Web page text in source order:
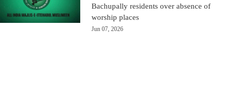
Bachupally residents over absence of
worship places
Jun 07, 2026